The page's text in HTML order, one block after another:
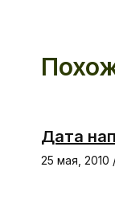
Дата
25 мая, 2010